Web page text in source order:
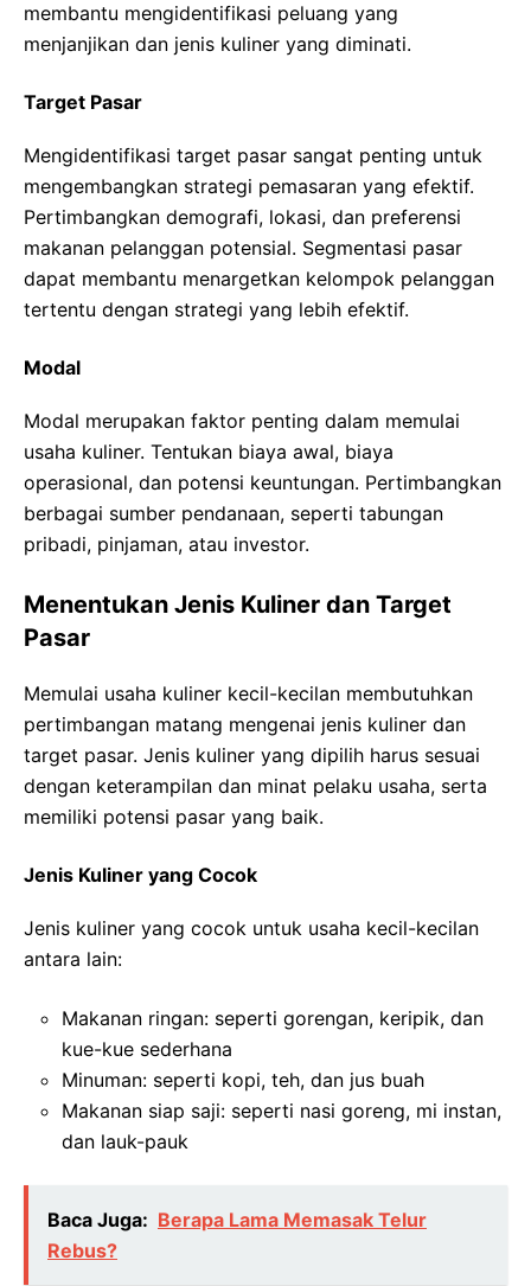
membantu mengidentifikasi peluang yang
menjanjikan dan jenis kuliner yang diminati.
Target Pasar
Mengidentifikasi target pasar sangat penting untuk
mengembangkan strategi pemasaran yang efektif.
Pertimbangkan demografi, lokasi, dan preferensi
makanan pelanggan potensial. Segmentasi pasar
dapat membantu menargetkan kelompok pelanggan
tertentu dengan strategi yang lebih efektif.
Modal
Modal merupakan faktor penting dalam memulai
usaha kuliner. Tentukan biaya awal, biaya
operasional, dan potensi keuntungan. Pertimbangkan
berbagai sumber pendanaan, seperti tabungan
pribadi, pinjaman, atau investor.
Menentukan Jenis Kuliner dan Target
Pasar
Memulai usaha kuliner kecil-kecilan membutuhkan
pertimbangan matang mengenai jenis kuliner dan
target pasar. Jenis kuliner yang dipilih harus sesuai
dengan keterampilan dan minat pelaku usaha, serta
memiliki potensi pasar yang baik.
Jenis Kuliner yang Cocok
Jenis kuliner yang cocok untuk usaha kecil-kecilan
antara lain:
Makanan ringan: seperti gorengan, keripik, dan
kue-kue sederhana
Minuman: seperti kopi, teh, dan jus buah
Makanan siap saji: seperti nasi goreng, mi instan,
dan lauk-pauk
Baca Juga: Berapa Lama Memasak Telur
Rebus?